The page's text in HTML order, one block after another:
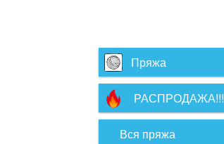
Пряжа
РАСПРОДАЖА!!!
Вся пряжа